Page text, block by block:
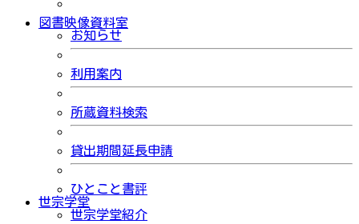
図書映像資料室
お知らせ
利用案内
所蔵資料検索
貸出期間延長申請
ひとこと書評
世宗学堂
世宗学堂紹介